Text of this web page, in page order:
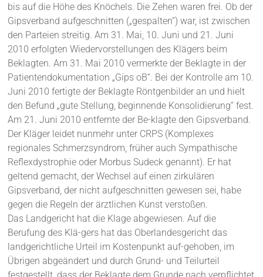
bis auf die Höhe des Knöchels. Die Zehen waren frei. Ob der
Gipsverband aufgeschnitten („gespalten“) war, ist zwischen
den Parteien streitig. Am 31. Mai, 10. Juni und 21. Juni
2010 erfolgten Wiedervorstellungen des Klägers beim
Beklagten. Am 31. Mai 2010 vermerkte der Beklagte in der
Patientendokumentation „Gips oB“. Bei der Kontrolle am 10.
Juni 2010 fertigte der Beklagte Röntgenbilder an und hielt
den Befund „gute Stellung, beginnende Konsolidierung“ fest.
Am 21. Juni 2010 entfernte der Be-klagte den Gipsverband.
Der Kläger leidet nunmehr unter CRPS (Komplexes
regionales Schmerzsyndrom, früher auch Sympathische
Reflexdystrophie oder Morbus Sudeck genannt). Er hat
geltend gemacht, der Wechsel auf einen zirkulären
Gipsverband, der nicht aufgeschnitten gewesen sei, habe
gegen die Regeln der ärztlichen Kunst verstoßen.
Das Landgericht hat die Klage abgewiesen. Auf die
Berufung des Klä-gers hat das Oberlandesgericht das
landgerichtliche Urteil im Kostenpunkt auf-gehoben, im
Übrigen abgeändert und durch Grund- und Teilurteil
festgestellt, dass der Beklagte dem Grunde nach verpflichtet